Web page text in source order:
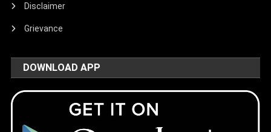
Disclaimer
Grievance
DOWNLOAD APP